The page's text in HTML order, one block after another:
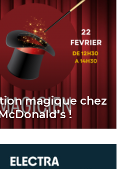
magique chez
!